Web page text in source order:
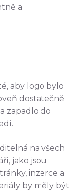
a
aby logo bylo
dostatečně
zapadlo do
na všech
jako jsou
inzerce a
by měly být